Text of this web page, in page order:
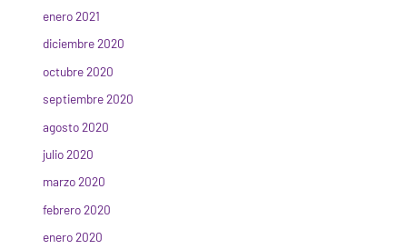
enero 2021
diciembre 2020
octubre 2020
septiembre 2020
agosto 2020
julio 2020
marzo 2020
febrero 2020
enero 2020